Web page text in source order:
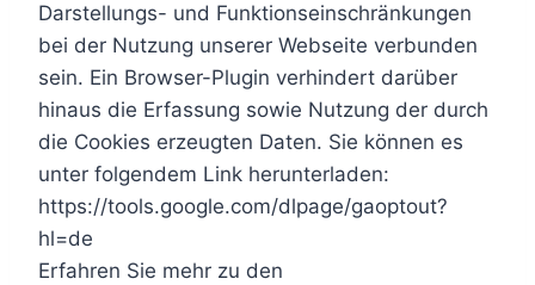
Darstellungs- und Funktionseinschränkungen
bei der Nutzung unserer Webseite verbunden
sein. Ein Browser-Plugin verhindert darüber
hinaus die Erfassung sowie Nutzung der durch
die Cookies erzeugten Daten. Sie können es
unter folgendem Link herunterladen:
https://tools.google.com/dlpage/gaoptout?
hl=de
Erfahren Sie mehr zu den